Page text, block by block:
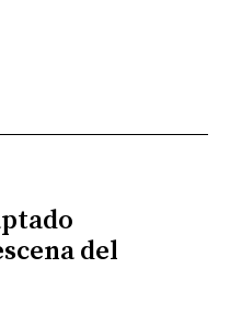
del